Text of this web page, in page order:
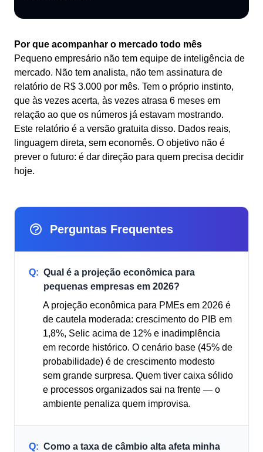
Por que acompanhar o mercado todo mês
Pequeno empresário não tem equipe de inteligência de
mercado. Não tem analista, não tem assinatura de
relatório de R$ 3.000 por mês. Tem o próprio instinto,
que às vezes acerta, às vezes atrasa 6 meses em
relação ao que os números já estavam mostrando.
Este relatório é a versão gratuita disso. Dados reais,
linguagem direta, sem economês. O objetivo não é
prever o futuro: é dar direção para quem precisa decidir
hoje.
Perguntas Frequentes
Q: Qual é a projeção econômica para
pequenas empresas em 2026?
A projeção econômica para PMEs em 2026 é
de cautela moderada: crescimento do PIB em
1,8%, Selic acima de 12% e inadimplência
em recorde histórico. O cenário base (45% de
probabilidade) é de crescimento modesto
sem grande surpresa. Quem tiver caixa sólido
e processos organizados sai na frente — o
ambiente penaliza quem improvisa.
Q: Como a taxa de câmbio alta afeta minha